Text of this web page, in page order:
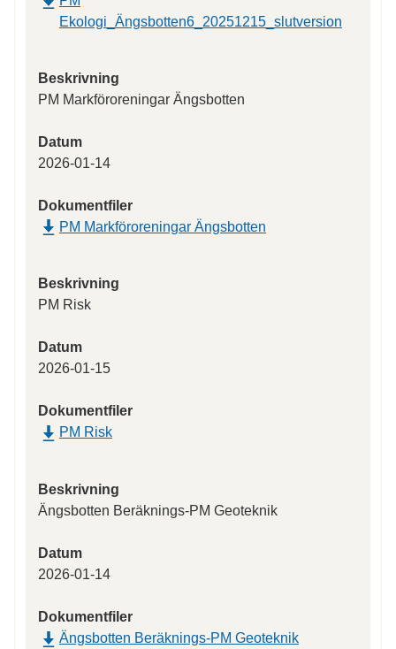
Ekologi_Ängsbotten6_20251215_slutversion
Beskrivning
PM Markföroreningar Ängsbotten
Datum
2026-01-14
Dokumentfiler
PM Markföroreningar Ängsbotten
Beskrivning
PM Risk
Datum
2026-01-15
Dokumentfiler
PM Risk
Beskrivning
Ängsbotten Beräknings-PM Geoteknik
Datum
2026-01-14
Dokumentfiler
Ängsbotten Beräknings-PM Geoteknik